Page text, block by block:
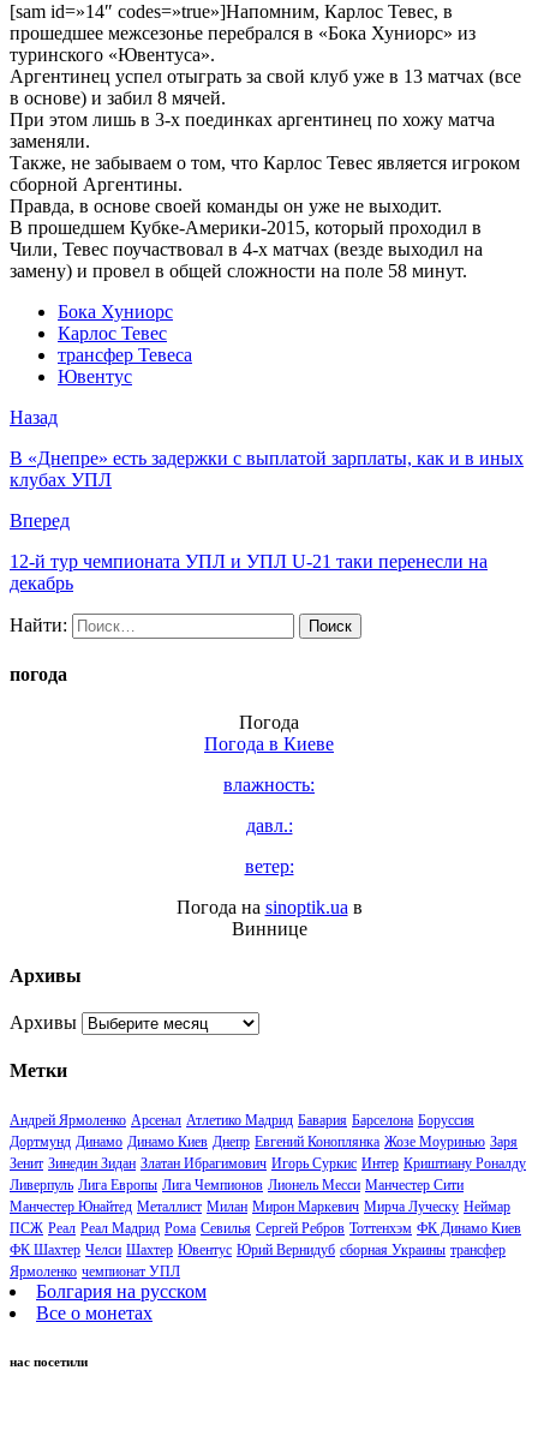
[sam id=»14″ codes=»true»]Напомним, Карлос Тевес, в
прошедшее межсезонье перебрался в «Бока Хуниорс» из
туринского «Ювентуса».
Аргентинец успел отыграть за свой клуб уже в 13 матчах (все
в основе) и забил 8 мячей.
При этом лишь в 3-х поединках аргентинец по хожу матча
заменяли.
Также, не забываем о том, что Карлос Тевес является игроком
сборной Аргентины.
Правда, в основе своей команды он уже не выходит.
В прошедшем Кубке-Америки-2015, который проходил в
Чили, Тевес поучаствовал в 4-х матчах (везде выходил на
замену) и провел в общей сложности на поле 58 минут.
Бока Хуниорс
Карлос Тевес
трансфер Тевеса
Ювентус
Назад
В «Днепре» есть задержки с выплатой зарплаты, как и в иных
клубах УПЛ
Вперед
12-й тур чемпионата УПЛ и УПЛ U-21 таки перенесли на
декабрь
Найти:
погода
Погода
Погода в Киеве
влажность:
давл.:
ветер:
Погода на sinoptik.ua в
Виннице
Архивы
Архивы
Метки
Андрей Ярмоленко Арсенал Атлетико Мадрид Бавария Барселона Боруссия
Дортмунд Динамо Динамо Киев Днепр Евгений Коноплянка Жозе Моуринью Заря
Зенит Зинедин Зидан Златан Ибрагимович Игорь Суркис Интер Криштиану Роналду
Ливерпуль Лига Европы Лига Чемпионов Лионель Месси Манчестер Сити
Манчестер Юнайтед Металлист Милан Мирон Маркевич Мирча Луческу Неймар
ПСЖ Реал Реал Мадрид Рома Севилья Сергей Ребров Тоттенхэм ФК Динамо Киев
ФК Шахтер Челси Шахтер Ювентус Юрий Вернидуб сборная Украины трансфер
Ярмоленко чемпионат УПЛ
Болгария на русском
Все о монетах
нас посетили